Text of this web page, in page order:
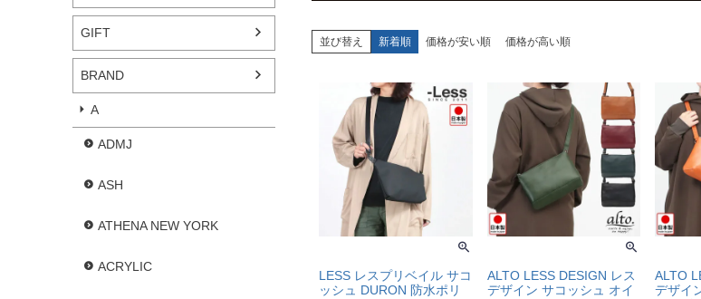
GIFT
BRAND
A
ADMJ
ASH
ATHENA NEW YORK
ACRYLIC
並び替え 新着順 価格が安い順 価格が高い順
LESS レスプリベイル サコ
ッシュ DURON 防水ポリ
ALTO LESS DESIGN レス
デザイン サコッシュ オイ
ALTO
デザイ